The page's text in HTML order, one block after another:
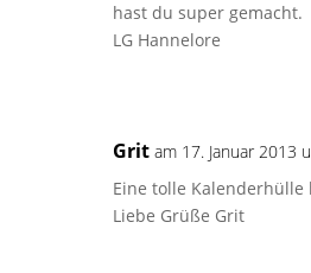
hast du super gemacht.
LG Hannelore
Grit am 17. Januar 2013
Eine tolle Kalenderhülle
Liebe Grüße Grit